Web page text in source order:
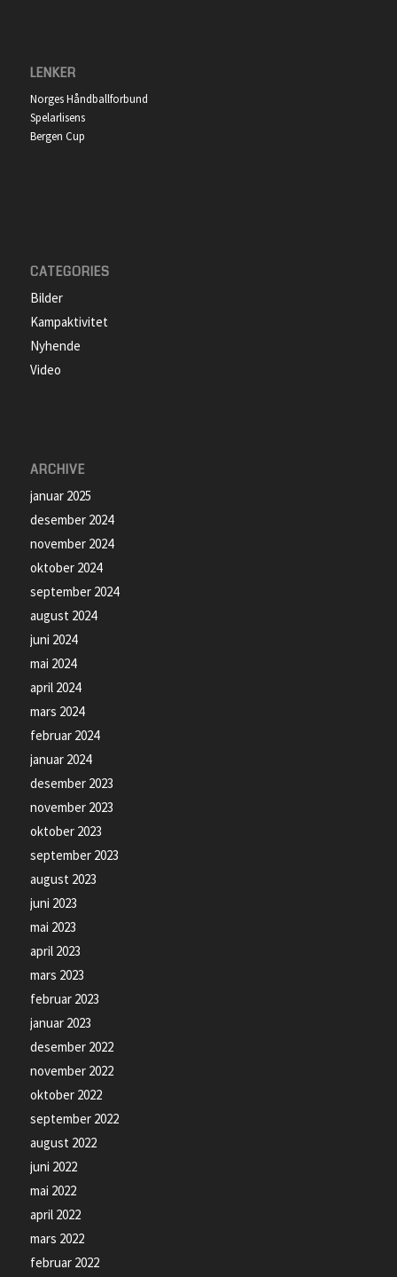
LENKER
Norges Håndballforbund
Spelarlisens
Bergen Cup
CATEGORIES
Bilder
Kampaktivitet
Nyhende
Video
ARCHIVE
januar 2025
desember 2024
november 2024
oktober 2024
september 2024
august 2024
juni 2024
mai 2024
april 2024
mars 2024
februar 2024
januar 2024
desember 2023
november 2023
oktober 2023
september 2023
august 2023
juni 2023
mai 2023
april 2023
mars 2023
februar 2023
januar 2023
desember 2022
november 2022
oktober 2022
september 2022
august 2022
juni 2022
mai 2022
april 2022
mars 2022
februar 2022